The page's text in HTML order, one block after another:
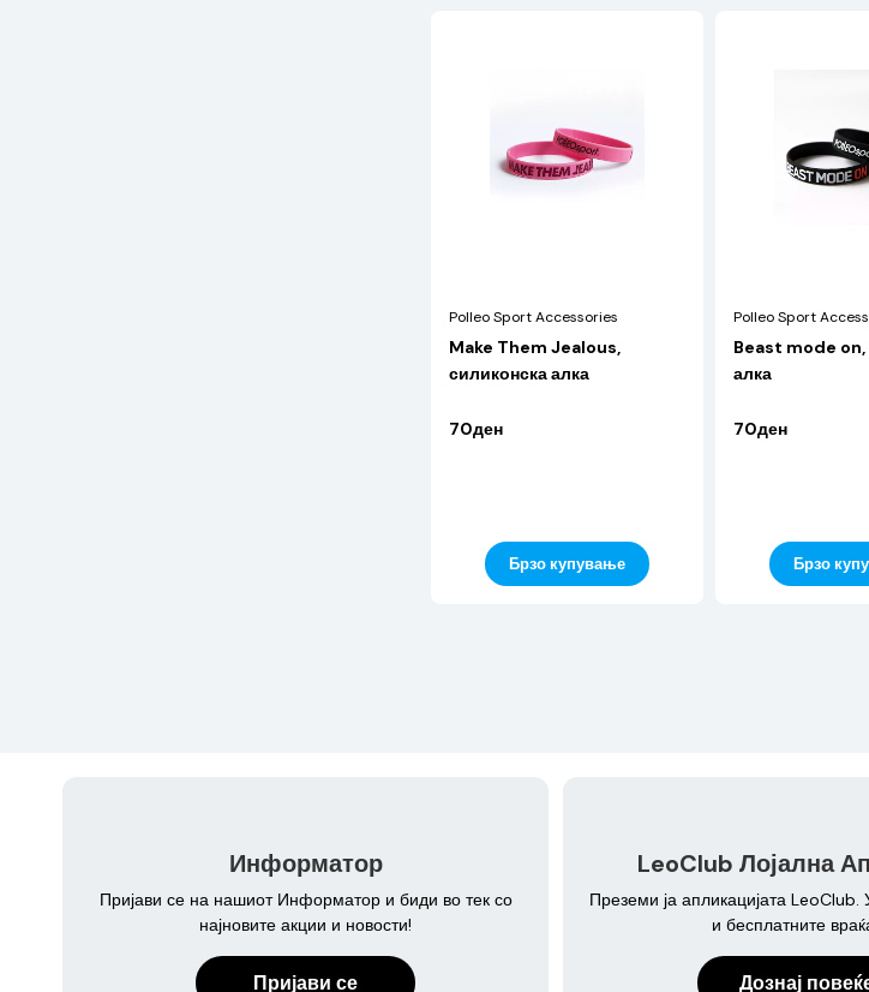
Polleo Sport Accessories
Make Them Jealous,
силиконска алка
70ден
Брзо купување
Polleo Sport
Beast mode on,
алка
70ден
Брзо
Информатор
Пријави се на нашиот Информатор и биди во тек со
најновите акции и новости!
Пријави се
LeoClub Лојална
Преземи ја апликацијата LeoClub.
и бесплатните
Дознај